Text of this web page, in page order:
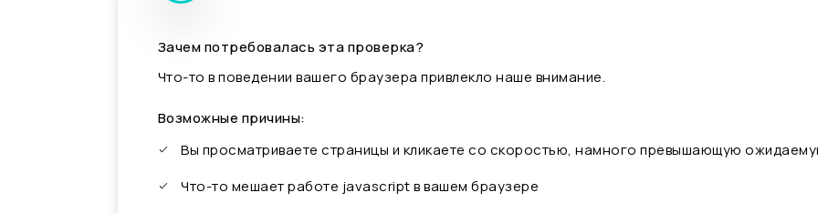
Зачем потребовалась эта проверка?
Что-то в поведении вашего браузера привлекло наше внимание.
Возможные причины:
Вы просматриваете страницы и кликаете со скоростью, намного превышающую
Что-то мешает работе javascript в вашем браузере